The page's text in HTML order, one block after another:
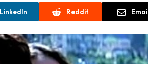
LinkedIn Reddit